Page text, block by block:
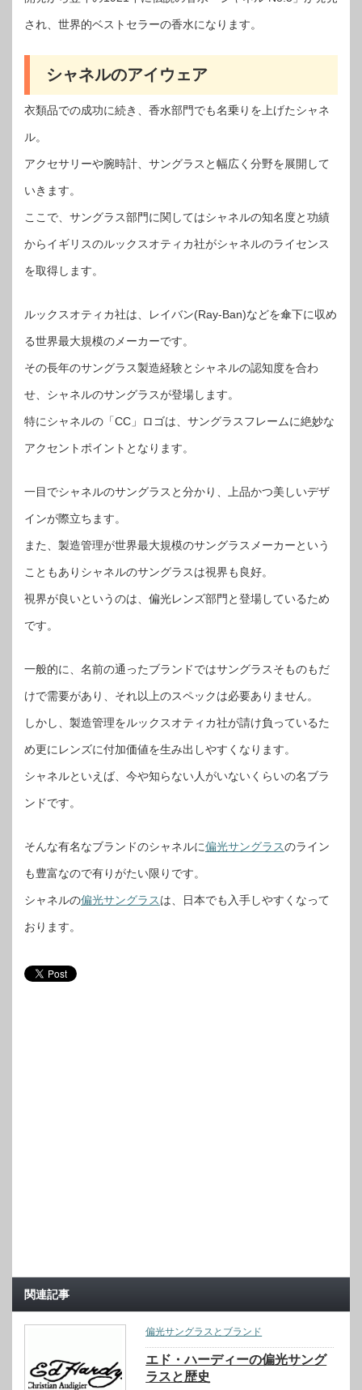
され、世界的ベストセラーの香水になります。
シャネルのアイウェア
衣類品での成功に続き、香水部門でも名乗りを上げたシャネ
ル。
アクセサリーや腕時計、サングラスと幅広く分野を展開して
いきます。
ここで、サングラス部門に関してはシャネルの知名度と功績
からイギリスのルックスオティカ社がシャネルのライセンス
を取得します。
ルックスオティカ社は、レイバン(Ray-Ban)などを傘下に収め
る世界最大規模のメーカーです。
その長年のサングラス製造経験とシャネルの認知度を合わ
せ、シャネルのサングラスが登場します。
特にシャネルの「CC」ロゴは、サングラスフレームに絶妙な
アクセントポイントとなります。
一目でシャネルのサングラスと分かり、上品かつ美しいデザ
インが際立ちます。
また、製造管理が世界最大規模のサングラスメーカーという
こともありシャネルのサングラスは視界も良好。
視界が良いというのは、偏光レンズ部門と登場しているため
です。
一般的に、名前の通ったブランドではサングラスそものもだ
けで需要があり、それ以上のスペックは必要ありません。
しかし、製造管理をルックスオティカ社が請け負っているた
め更にレンズに付加価値を生み出しやすくなります。
シャネルといえば、今や知らない人がいないくらいの名ブラ
ンドです。
そんな有名なブランドのシャネルに偏光サングラスのライン
も豊富なので有りがたい限りです。
シャネルの偏光サングラスは、日本でも入手しやすくなって
おります。
関連記事
偏光サングラスとブランド
エド・ハーディーの偏光サング
ラスと歴史